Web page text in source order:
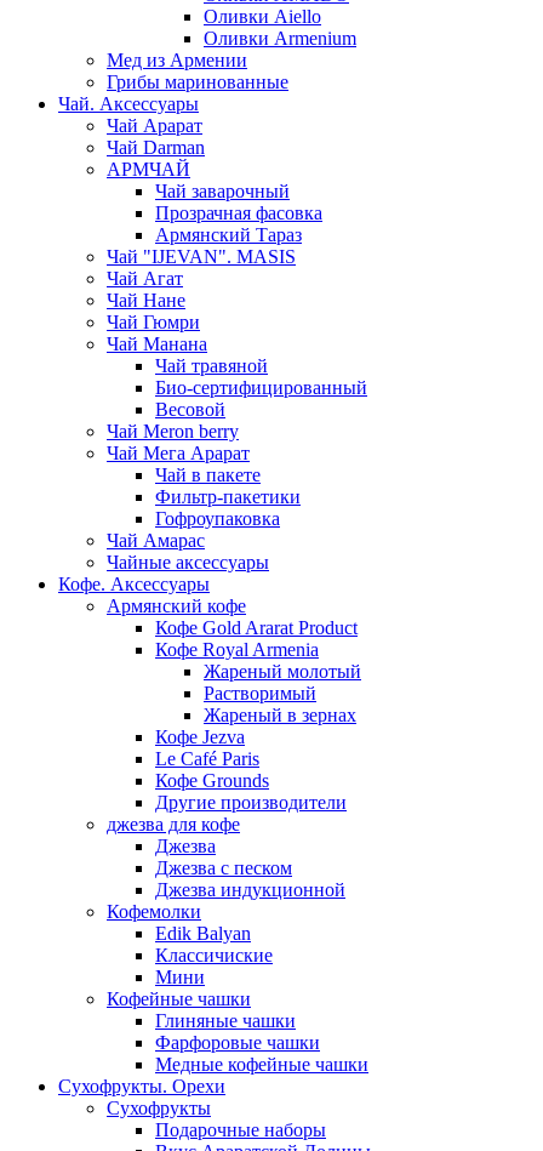
Оливки Aiello
Оливки Armenium
Мед из Армении
Грибы маринованные
Чай. Аксессуары
Чай Арарат
Чай Darman
АРМЧАЙ
Чай заварочный
Прозрачная фасовка
Армянский Тараз
Чай "IJEVAN". MASIS
Чай Агат
Чай Нане
Чай Гюмри
Чай Манана
Чай травяной
Био-сертифицированный
Весовой
Чай Meron berry
Чай Мега Арарат
Чай в пакете
Фильтр-пакетики
Гофроупаковка
Чай Амарас
Чайные аксессуары
Кофе. Аксессуары
Армянский кофе
Кофе Gold Ararat Product
Кофе Royal Armenia
Жареный молотый
Растворимый
Жареный в зернах
Кофе Jezva
Le Café Paris
Кофе Grounds
Другие производители
джезва для кофе
Джезва
Джезва с песком
Джезва индукционной
Кофемолки
Edik Balyan
Классичиские
Мини
Кофейные чашки
Глиняные чашки
Фарфоровые чашки
Медные кофейные чашки
Сухофрукты. Орехи
Сухофрукты
Подарочные наборы